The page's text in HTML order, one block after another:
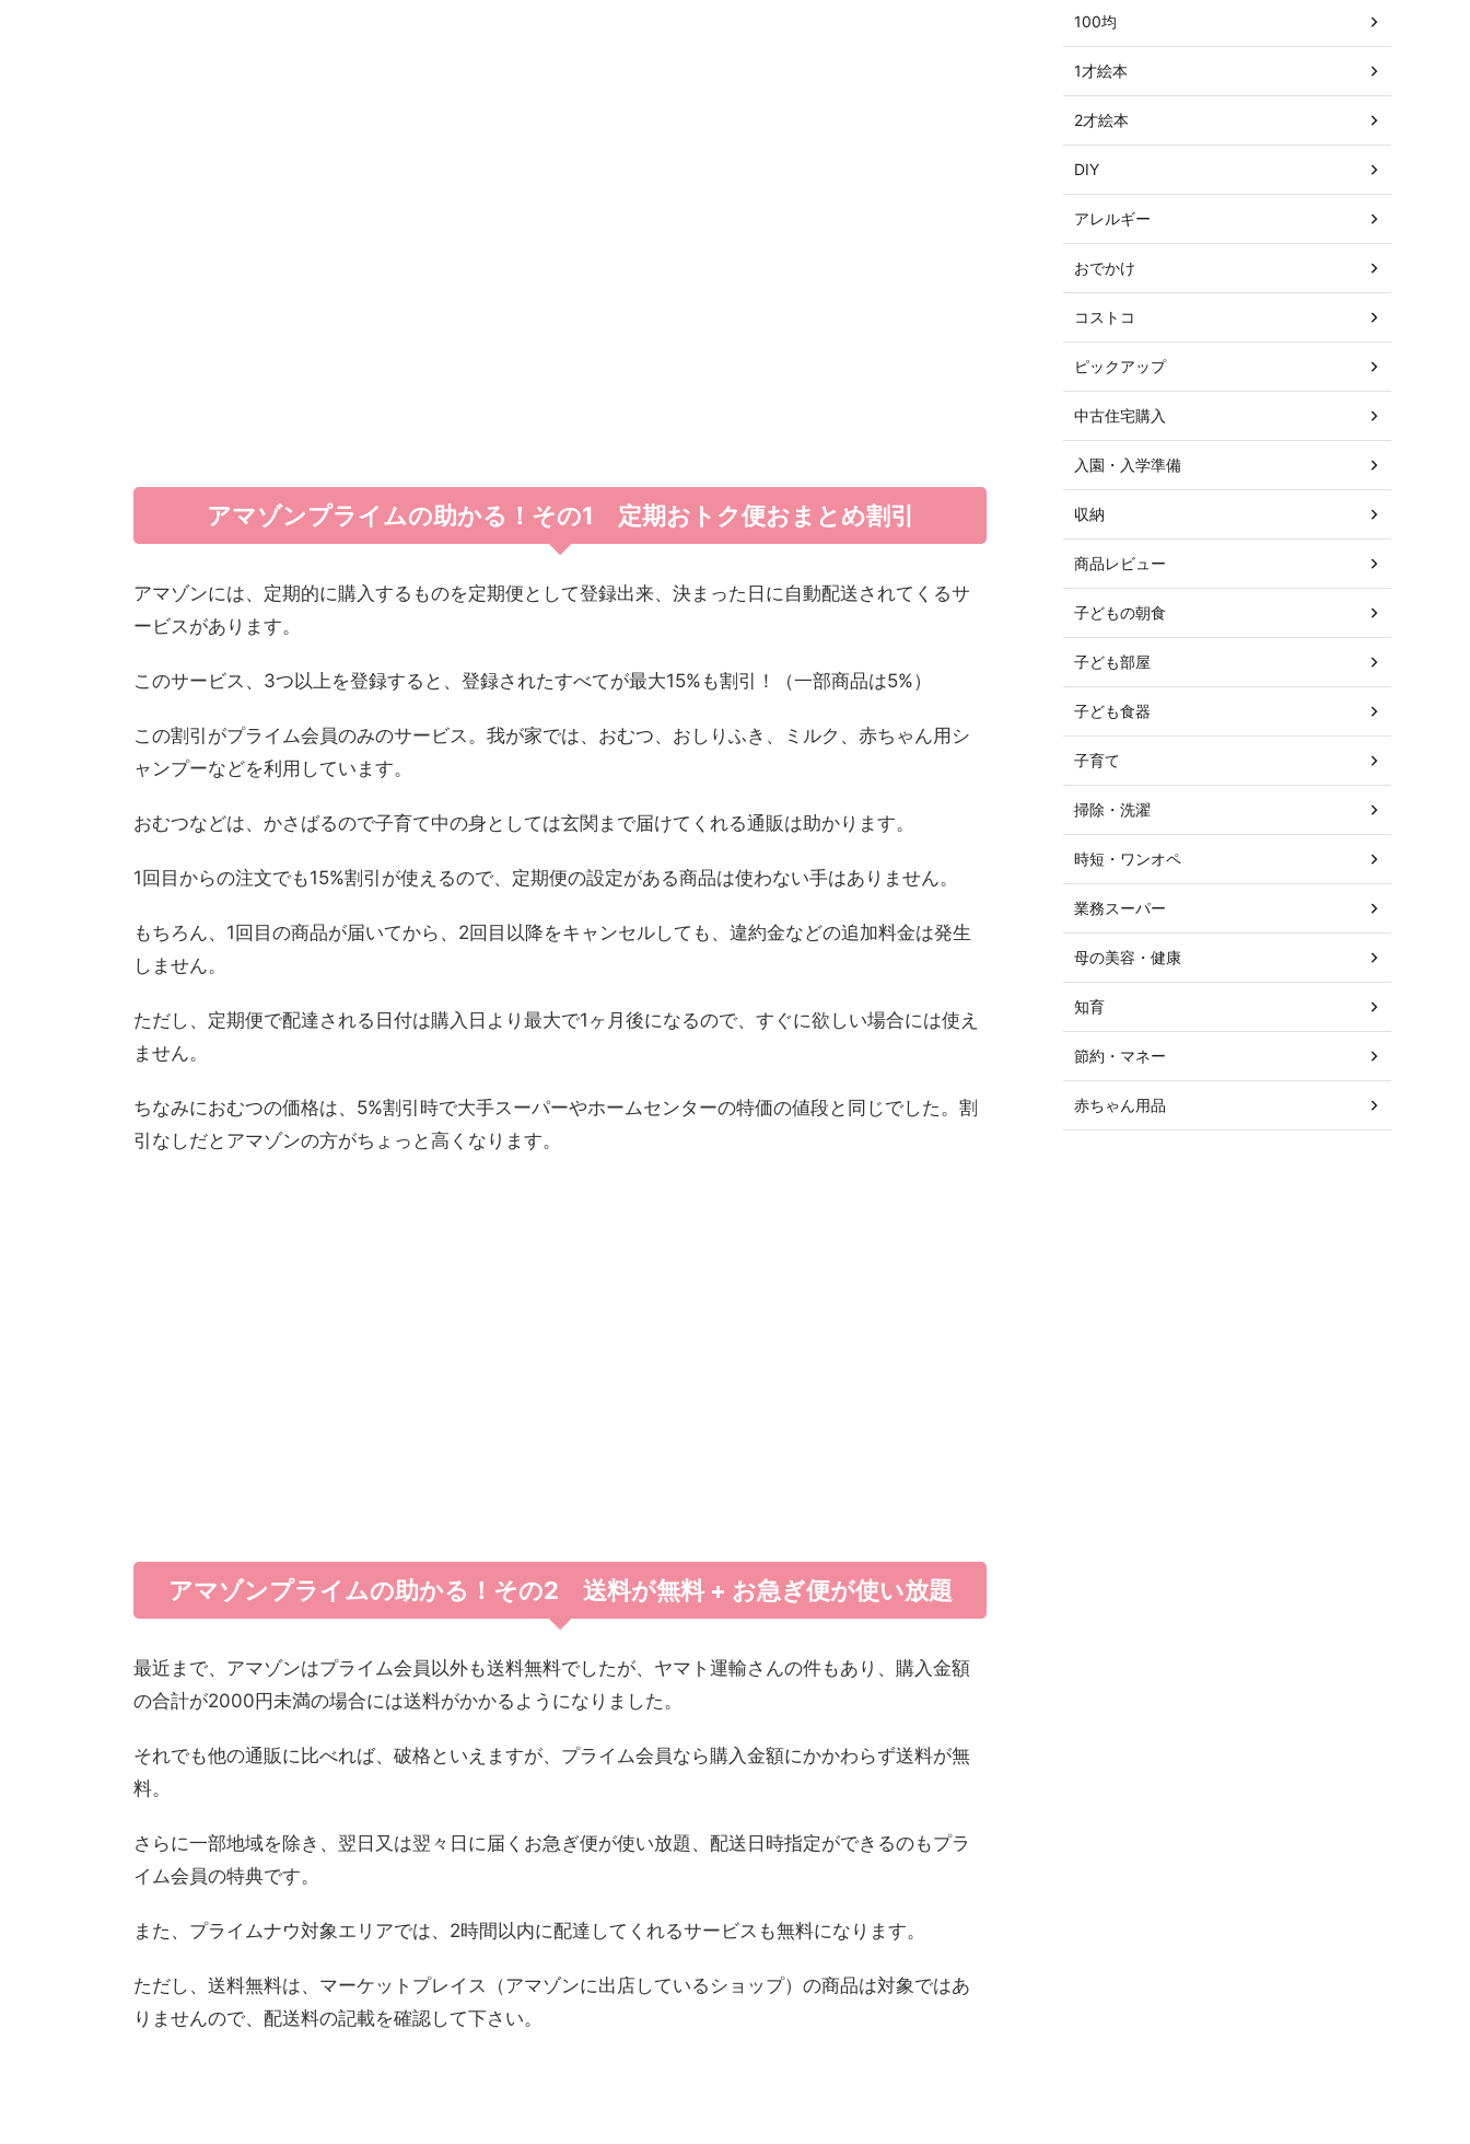
アマゾンプライムの助かる！その1 定期おトク便おまとめ割引
アマゾンには、定期的に購入するものを定期便として登録出来、決まった日に自動配送されてくるサ
ービスがあります。
このサービス、3つ以上を登録すると、登録されたすべてが最大15%も割引！（一部商品は5%）
この割引がプライム会員のみのサービス。我が家では、おむつ、おしりふき、ミルク、赤ちゃん用シ
ャンプーなどを利用しています。
おむつなどは、かさばるので子育て中の身としては玄関まで届けてくれる通販は助かります。
1回目からの注文でも15%割引が使えるので、定期便の設定がある商品は使わない手はありません。
もちろん、1回目の商品が届いてから、2回目以降をキャンセルしても、違約金などの追加料金は発生
しません。
ただし、定期便で配達される日付は購入日より最大で1ヶ月後になるので、すぐに欲しい場合には使え
ません。
ちなみにおむつの価格は、5%割引時で大手スーパーやホームセンターの特価の値段と同じでした。割
引なしだとアマゾンの方がちょっと高くなります。
アマゾンプライムの助かる！その2 送料が無料 + お急ぎ便が使い放題
最近まで、アマゾンはプライム会員以外も送料無料でしたが、ヤマト運輸さんの件もあり、購入金額
の合計が2000円未満の場合には送料がかかるようになりました。
それでも他の通販に比べれば、破格といえますが、プライム会員なら購入金額にかかわらず送料が無
料。
さらに一部地域を除き、翌日又は翌々日に届くお急ぎ便が使い放題、配送日時指定ができるのもプラ
イム会員の特典です。
また、プライムナウ対象エリアでは、2時間以内に配達してくれるサービスも無料になります。
ただし、送料無料は、マーケットプレイス（アマゾンに出店しているショップ）の商品は対象ではあ
りませんので、配送料の記載を確認して下さい。
100均
1才絵本
2才絵本
DIY
アレルギー
おでかけ
コストコ
ピックアップ
中古住宅購入
入園・入学準備
収納
商品レビュー
子どもの朝食
子ども部屋
子ども食器
子育て
掃除・洗濯
時短・ワンオペ
業務スーパー
母の美容・健康
知育
節約・マネー
赤ちゃん用品